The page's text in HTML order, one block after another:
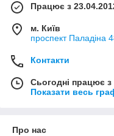
Працює з
м. Київ
проспект Паладіна
Контакти
Сьогодні працює
Показати весь
Про нас